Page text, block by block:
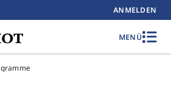
ANMELDEN
MENÜ